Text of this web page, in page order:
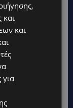
και
και
για